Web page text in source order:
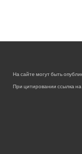
На сайте могут быть
При цитировании ссылка на